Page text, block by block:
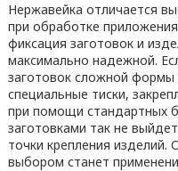
Нержавейка отличается
при обработке
фиксация заготовок и
максимально надежной.
заготовок сложной формы
специальные тиски,
при помощи стандартных
заготовками так не
точки крепления
выбором станет